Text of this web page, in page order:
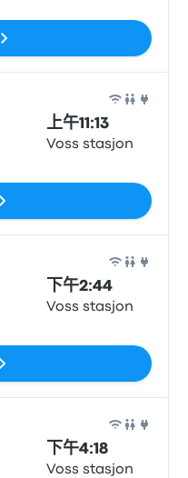
上午11:13
Voss stasjon
下午2:44
Voss stasjon
下午4:18
Voss stasjon